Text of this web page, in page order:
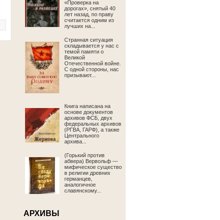
«Проверка на
дорогах», снятый 40
лет назад, по праву
считается одним из
лучших на...
Странная ситуация
складывается у нас с
темой памяти о
Великой
Отечественной войне.
С одной стороны, нас
призывают...
Книга написана на
основе документов
архивов ФСБ, двух
федеральных архивов
(РГВА, ГАРФ), а также
Центрального
архива...
(Горький против
абвера) Вервольф —
мифическое существо
в религии древних
германцев,
аналогичное
славянскому...
АРХИВЫ